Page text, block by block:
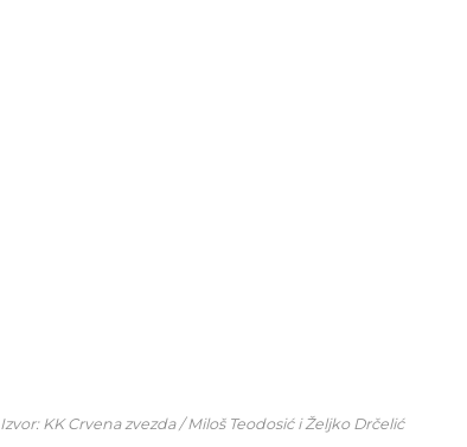
Izvor: KK Crvena zvezda / Miloš Teodosić i Željko Drčelić